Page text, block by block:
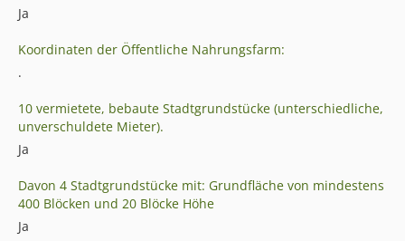
Ja
Koordinaten der Öffentliche Nahrungsfarm:
.
10 vermietete, bebaute Stadtgrundstücke (unterschiedliche,
unverschuldete Mieter).
Ja
Davon 4 Stadtgrundstücke mit: Grundfläche von mindestens
400 Blöcken und 20 Blöcke Höhe
Ja